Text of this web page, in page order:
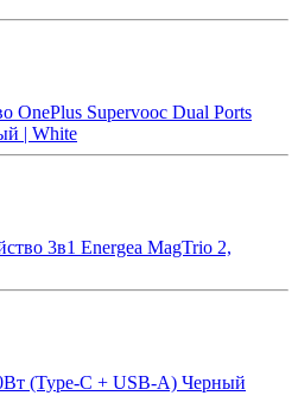
OnePlus Supervooc Dual Ports
| White
3в1 Energea MagTrio 2,
(Type-C + USB-A) Черный